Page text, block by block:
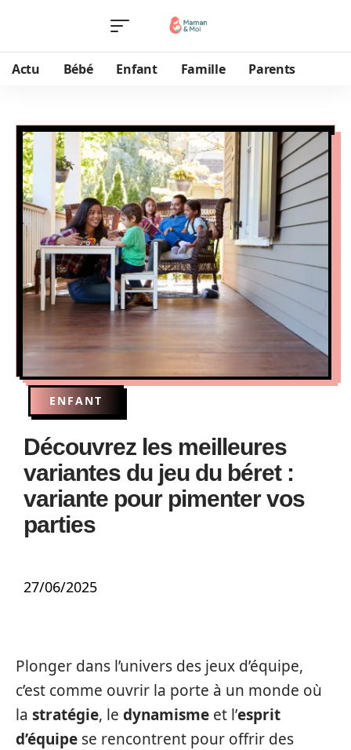
Actu Bébé Enfant Famille Parents
ENFANT
Découvrez les meilleures
variantes du jeu du béret :
variante pour pimenter vos
parties
27/06/2025
Plonger dans l’univers des jeux d’équipe,
c’est comme ouvrir la porte à un monde où
la stratégie, le dynamisme et l’esprit
d’équipe se rencontrent pour offrir des